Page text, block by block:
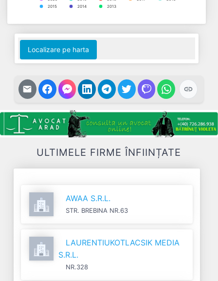
2015
2014 2013
End of interactive chart.
Localizare pe harta
ULTIMELE FIRME ÎNFIINȚATE
AWAA S.R.L.
STR. BREBINA NR.63
LAURENTIUKOTLACSIK MEDIA
S.R.L.
NR.328